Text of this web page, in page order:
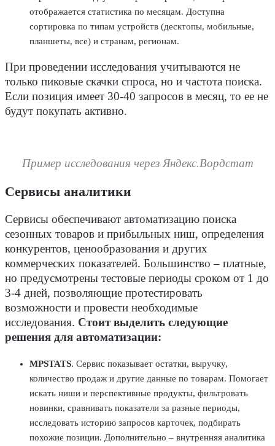
отображается статистика по месяцам. Доступна
сортировка по типам устройств (десктопы, мобильные,
планшеты, все) и странам, регионам.
При проведении исследования учитываются не
только пиковые скачки спроса, но и частота поиска.
Если позиция имеет 30-40 запросов в месяц, то ее не
будут покупать активно.
Пример исследования через Яндекс.Вордстат
Сервисы аналитики
Сервисы обеспечивают автоматизацию поиска
сезонных товаров и прибыльных ниш, определения
конкурентов, ценообразования и других
коммерческих показателей. Большинство – платные,
но предусмотрены тестовые периоды сроком от 1 до
3-4 дней, позволяющие протестировать
возможности и провести необходимые
исследования. Стоит выделить следующие
решения для автоматизации:
MPSTATS. Сервис показывает остатки, выручку,
количество продаж и другие данные по товарам. Помогает
искать ниши и перспективные продукты, фильтровать
новинки, сравнивать показатели за разные периоды,
исследовать историю запросов карточек, подбирать
похожие позиции. Дополнительно – внутренняя аналитика